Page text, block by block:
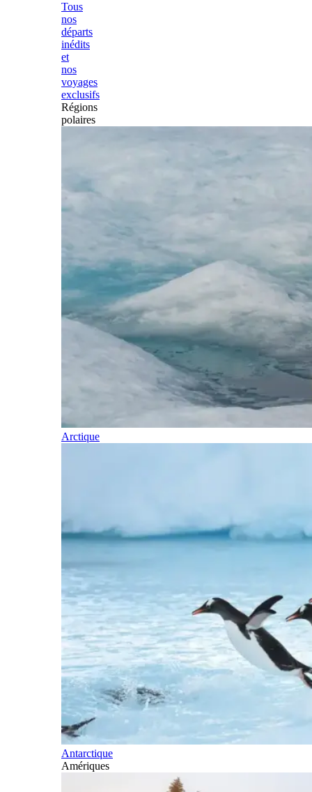
Tous
nos
départs
inédits
et
nos
voyages
exclusifs
Régions
polaires
Arctique
Antarctique
Amériques